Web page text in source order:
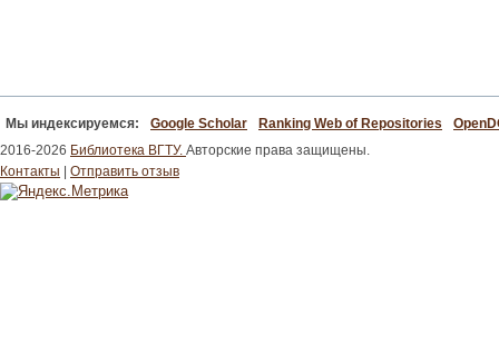
Мы индексируемся: Google Scholar Ranking Web of Repositories
2016-2026 Библиотека ВГТУ. Авторские права защищены.
Контакты
Отправить отзыв